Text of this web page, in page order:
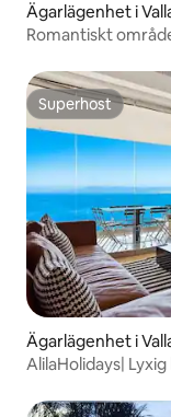
Ägarlägenhet i
Romantiskt
Superhost
Superhost
Ägarlägenhet i
AlilaHolidays|